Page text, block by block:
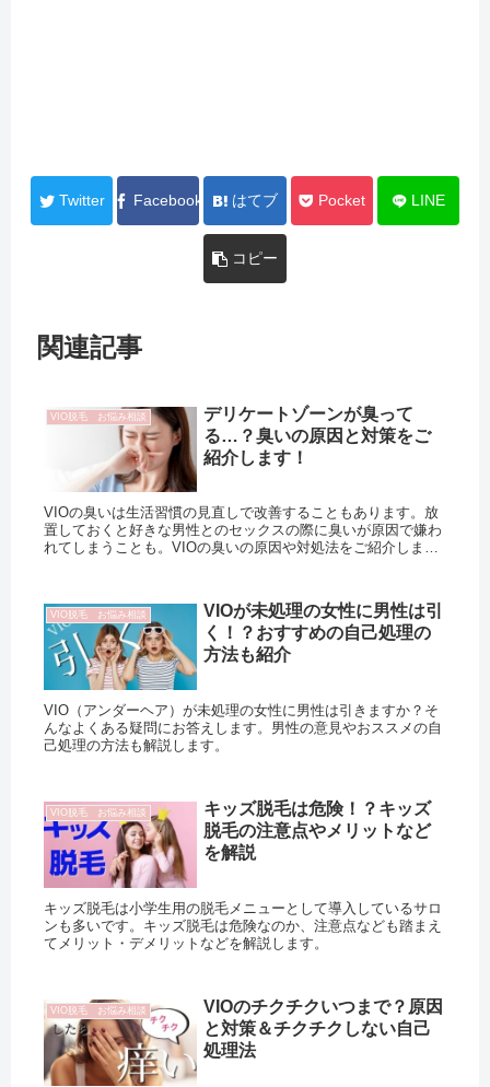
Twitter Facebook はてブ Pocket LINE
コピー
関連記事
VIO脱毛 お悩み相談
デリケートゾーンが臭って
る…？臭いの原因と対策をご
紹介します！
VIOの臭いは生活習慣の見直しで改善することもあります。放
置しておくと好きな男性とのセックスの際に臭いが原因で嫌わ
れてしまうことも。VIOの臭いの原因や対処法をご紹介しま
VIO脱毛 お悩み相談
VIOが未処理の女性に男性は引
く！？おすすめの自己処理の
方法も紹介
VIO（アンダーヘア）が未処理の女性に男性は引きますか？そ
んなよくある疑問にお答えします。男性の意見やおススメの自
己処理の方法も解説します。
VIO脱毛 お悩み相談
キッズ脱毛は危険！？キッズ
脱毛の注意点やメリットなど
を解説
キッズ脱毛は小学生用の脱毛メニューとして導入しているサロ
ンも多いです。キッズ脱毛は危険なのか、注意点なども踏まえ
てメリット・デメリットなどを解説します。
VIO脱毛 お悩み相談
VIOのチクチクいつまで？原因
と対策＆チクチクしない自己
処理法